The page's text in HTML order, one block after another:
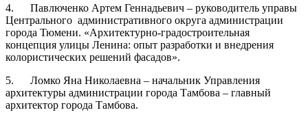
4. Павлюченко Артем Геннадьевич – руководитель управы
Центрального административного округа администрации
города Тюмени. «Архитектурно-градостроительная
концепция улицы Ленина: опыт разработки и внедрения
колористических решений фасадов».
5. Ломко Яна Николаевна – начальник Управления
архитектуры администрации города Тамбова – главный
архитектор города Тамбова.